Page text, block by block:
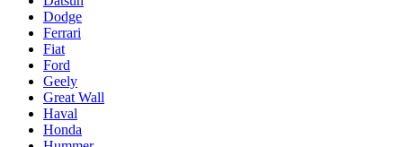
Dodge
Ferrari
Fiat
Ford
Geely
Great Wall
Haval
Honda